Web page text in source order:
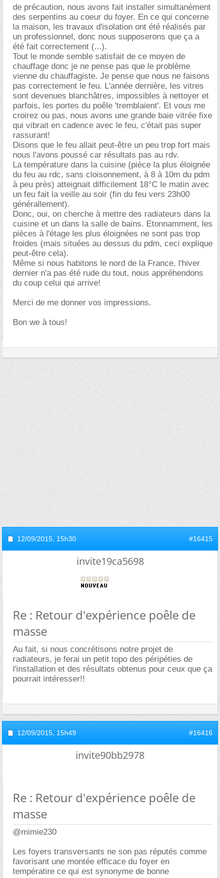
de précaution, nous avons fait installer simultanément
des serpentins au coeur du foyer. En ce qui concerne
la maison, les travaux d'isolation ont été réalisés par
un professionnel, donc nous supposerons que ça a
été fait correctement (...).
Tout le monde semble satisfait de ce moyen de
chauffage donc je ne pense pas que le problème
vienne du chauffagiste. Je pense que nous ne faisons
pas correctement le feu. L'année dernière, les vitres
sont devenues blanchâtres, impossibles à nettoyer et
parfois, les portes du poêle 'tremblaient'. Et vous me
croirez ou pas, nous avons une grande baie vitrée fixe
qui vibrait en cadence avec le feu, c'était pas super
rassurant!
Disons que le feu allait peut-être un peu trop fort mais
nous l'avons poussé car résultats pas au rdv.
La température dans la cuisine (pièce la plus éloignée
du feu au rdc, sans cloisonnement, à 8 à 10m du pdm
à peu près) atteignait difficilement 18°C le matin avec
un feu fait la veille au soir (fin du feu vers 23h00
générallement).
Donc, oui, on cherche à mettre des radiateurs dans la
cuisine et un dans la salle de bains. Etonnamment, les
pièces à l'étage les plus éloignées ne sont pas trop
froides (mais situées au dessus du pdm, ceci explique
peut-être cela).
Même si nous habitons le nord de la France, l'hiver
dernier n'a pas été rude du tout, nous appréhendons
du coup celui qui arrive!
Merci de me donner vos impressions.
Bon we à tous!
12/09/2015, 15h30 #16415
invite19ca5698
Re : Retour d'expérience poêle de
masse
Au fait, si nous concrétisons notre projet de
radiateurs, je ferai un petit topo des péripéties de
l'installation et des résultats obtenus pour ceux que ça
pourrait intéresser!!
12/09/2015, 15h49 #16416
invite90bb2978
Re : Retour d'expérience poêle de
masse
@mimie230
Les foyers transversants ne son pas réputés comme
favorisant une montée efficace du foyer en
températire ce qui est synonyme de bonne